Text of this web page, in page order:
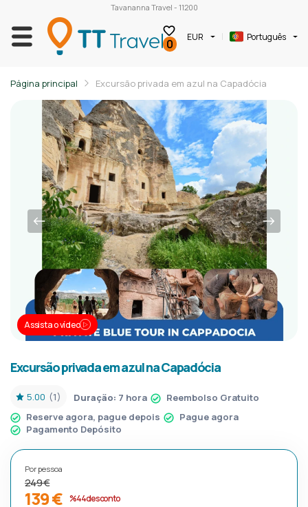
Tavananna Travel - 11200
0 EUR Português
Página principal Excursão privada em azul na Capadócia
Assista o vídeo
Excursão privada em azul na Capadócia
5.00 (1) Duração: 7 hora
Reembolso Gratuito
Reserve agora, pague depois
Pague agora
Pagamento Depósito
Por pessoa
249 €
139 € %44 desconto